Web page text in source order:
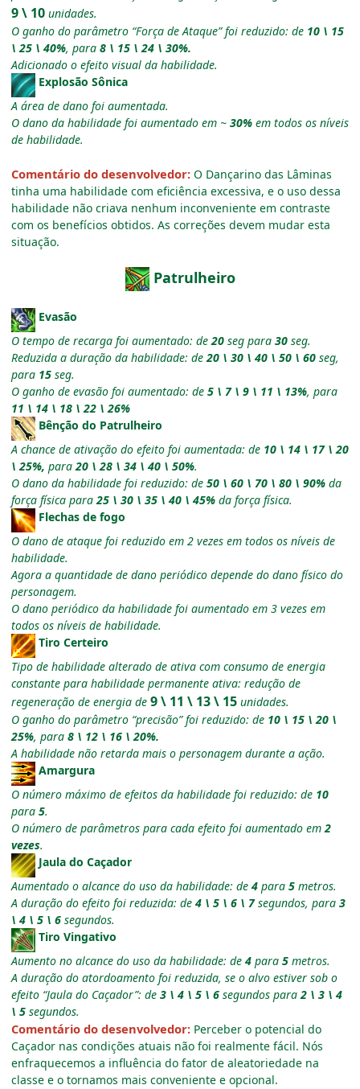
9 \ 10 unidades.
O ganho do parâmetro “Força de Ataque” foi reduzido: de 10 \ 15
\ 25 \ 40%, para 8 \ 15 \ 24 \ 30%.
Adicionado o efeito visual da habilidade.
Explosão Sônica
A área de dano foi aumentada.
O dano da habilidade foi aumentado em ~ 30% em todos os níveis
de habilidade.
Comentário do desenvolvedor: O Dançarino das Lâminas
tinha uma habilidade com eficiência excessiva, e o uso dessa
habilidade não criava nenhum inconveniente em contraste
com os benefícios obtidos. As correções devem mudar esta
situação.
Patrulheiro
Evasão
O tempo de recarga foi aumentado: de20 seg para 30 seg.
Reduzida a duração da habilidade: de20 \ 30 \ 40 \ 50 \ 60 seg,
para 15 seg.
O ganho de evasão foi aumentado: de 5 \ 7 \ 9 \ 11 \ 13%, para
11 \ 14 \ 18 \ 22 \ 26%
Bênção do Patrulheiro
A chance de ativação do efeito foi aumentada: de 10 \ 14 \ 17 \ 20
\ 25%, para20 \ 28 \ 34 \ 40 \ 50%.
O dano da habilidade foi reduzido: de 50 \ 60 \ 70 \ 80 \ 90% da
força física para25 \ 30 \ 35 \ 40 \ 45% da força física.
Flechas de fogo
O dano de ataque foi reduzido em 2 vezes em todos os níveis de
habilidade.
Agora a quantidade de dano periódico depende do dano físico do
personagem.
O dano periódico da habilidade foi aumentado em 3 vezes em
todos os níveis de habilidade.
Tiro Certeiro
Tipo de habilidade alterado de ativa com consumo de energia
constante para habilidade permanente ativa: redução de
regeneração de energia de 9 \ 11 \ 13 \ 15 unidades.
O ganho do parâmetro “precisão” foi reduzido: de 10 \ 15 \ 20 \
25%, para 8 \ 12 \ 16 \ 20%.
A habilidade não retarda mais o personagem durante a ação.
Amargura
O número máximo de efeitos da habilidade foi reduzido: de 10
para 5.
O número de parâmetros para cada efeito foi aumentado em2
vezes.
Jaula do Caçador
Aumentado o alcance do uso da habilidade: de 4 para 5 metros.
A duração do efeito foi reduzida: de 4 \ 5 \ 6 \ 7segundos, para 3
\ 4 \ 5 \ 6 segundos.
Tiro Vingativo
Aumento no alcance do uso da habilidade: de 4 para 5 metros.
A duração do atordoamento foi reduzida, se o alvo estiver sob o
efeito “Jaula do Caçador”: de 3 \ 4 \ 5 \ 6 segundos para2 \ 3 \ 4
\ 5 segundos.
Comentário do desenvolvedor: Perceber o potencial do
Caçador nas condições atuais não foi realmente fácil. Nós
enfraquecemos a influência do fator de aleatoriedade na
classe e o tornamos mais conveniente e opcional.